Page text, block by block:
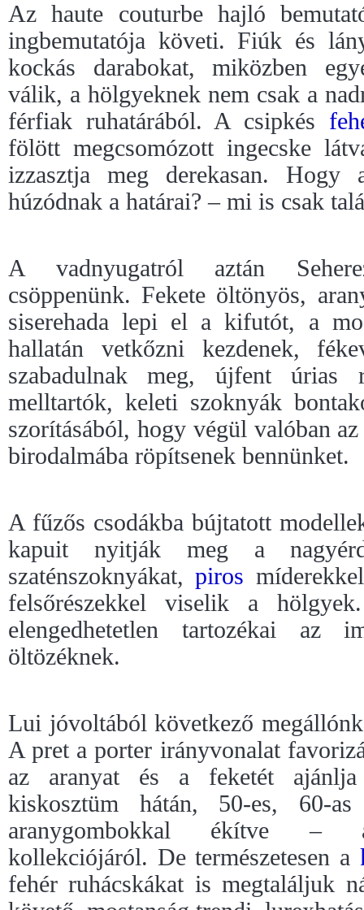
Az haute couturbe hajló
ingbemutatója követi. Fiúk és
kockás darabokat, miközben
válik, a hölgyeknek nem csak a
férfiak ruhatárából. A csipkés
fölött megcsomózott ingecske
izzasztja meg derekasan.
húzódnak a határai? – mi is csak
A vadnyugatról aztán
csöppenünk. Fekete öltönyös,
siserehada lepi el a kifutót, a
hallatán vetkőzni kezdenek,
szabadulnak meg, újfent úrias
melltartók, keleti szoknyák
szorításából, hogy végül valóban
birodalmába röpítsenek bennünket.
A fűzős csodákba bújtatott
kapuit nyitják meg a
szaténszoknyákat,piros
felsőrészekkel viselik a
elengedhetetlen tartozékai az
öltözéknek.
Lui jóvoltából következő
A pret a porter irányvonalat
az aranyat és a feketét ajánlja
kiskosztüm hátán, 50-es, 60-
aranygombokkal ékítve –
kollekciójáról. De természetesen a
fehér ruhácskákat is megtaláljuk